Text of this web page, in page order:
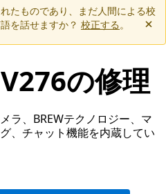
たものであり、まだ人間による校
を話せますか？ 校正する。
の修理
ラ、BREWテクノロジー、マ
、チャット機能を内蔵してい